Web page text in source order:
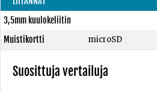
3,5mm kuulokeliitin
Muistikortti
microSD
Suosittuja vertailuja